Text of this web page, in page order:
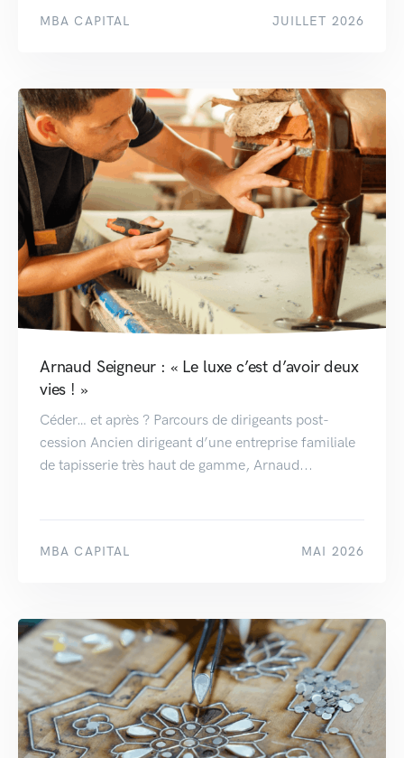
MBA CAPITAL JUILLET 2026
Arnaud Seigneur : « Le luxe c’est d’avoir deux
vies ! »
Céder… et après ? Parcours de dirigeants post-
cession Ancien dirigeant d’une entreprise familiale
de tapisserie très haut de gamme, Arnaud...
MBA CAPITAL MAI 2026